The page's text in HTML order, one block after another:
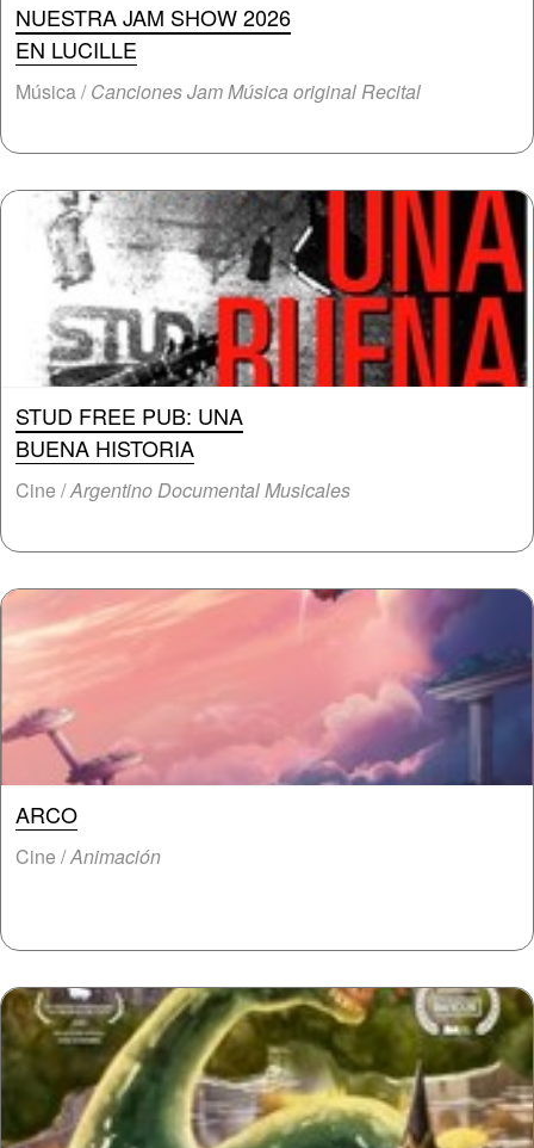
NUESTRA JAM SHOW 2026
EN LUCILLE
Música /Canciones Jam Música original Recital
STUD FREE PUB: UNA
BUENA HISTORIA
Cine /Argentino Documental Musicales
ARCO
Cine /Animación